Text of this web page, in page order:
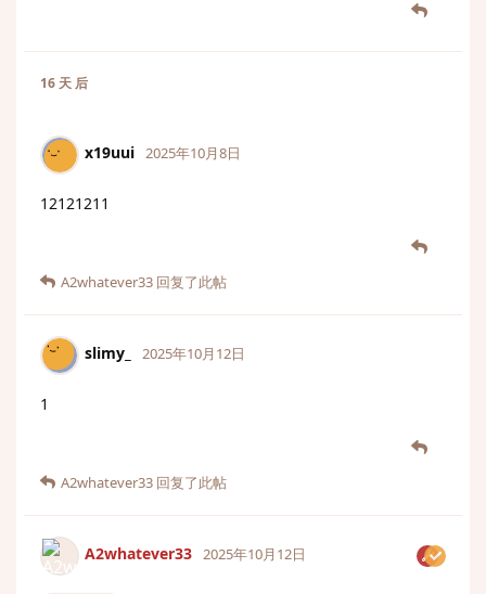
16 天 后
x19uui 2025年10月8日
12121211
A2whatever33 回复了此帖
slimy_ 2025年10月12日
1
A2whatever33 回复了此帖
A2whatever33 2025年10月12日